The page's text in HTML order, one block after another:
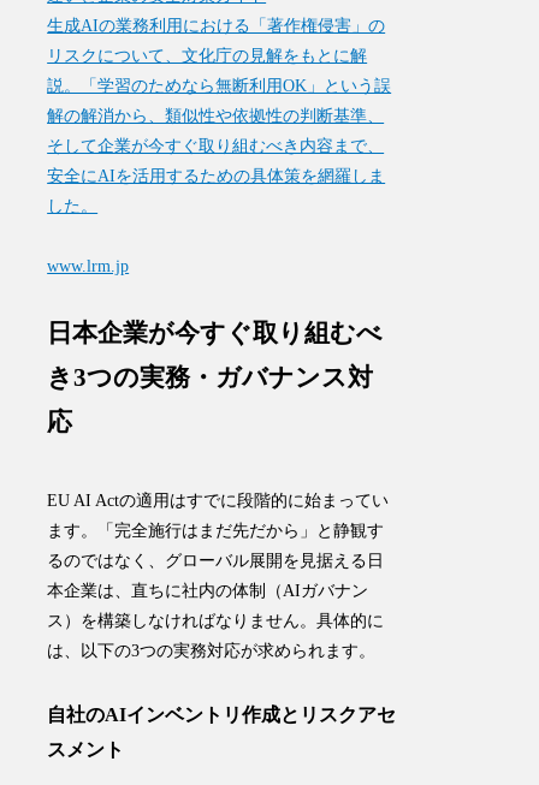
生成AIの業務利用における「著作権侵害」の
リスクについて、文化庁の見解をもとに解
説。「学習のためなら無断利用OK」という誤
解の解消から、類似性や依拠性の判断基準、
そして企業が今すぐ取り組むべき内容まで、
安全にAIを活用するための具体策を網羅しま
した。
www.lrm.jp
日本企業が今すぐ取り組むべ
き3つの実務・ガバナンス対
応
EU AI Actの適用はすでに段階的に始まってい
ます。「完全施行はまだ先だから」と静観す
るのではなく、グローバル展開を見据える日
本企業は、直ちに社内の体制（AIガバナン
ス）を構築しなければなりません。具体的に
は、以下の3つの実務対応が求められます。
自社のAIインベントリ作成とリスクアセ
スメント